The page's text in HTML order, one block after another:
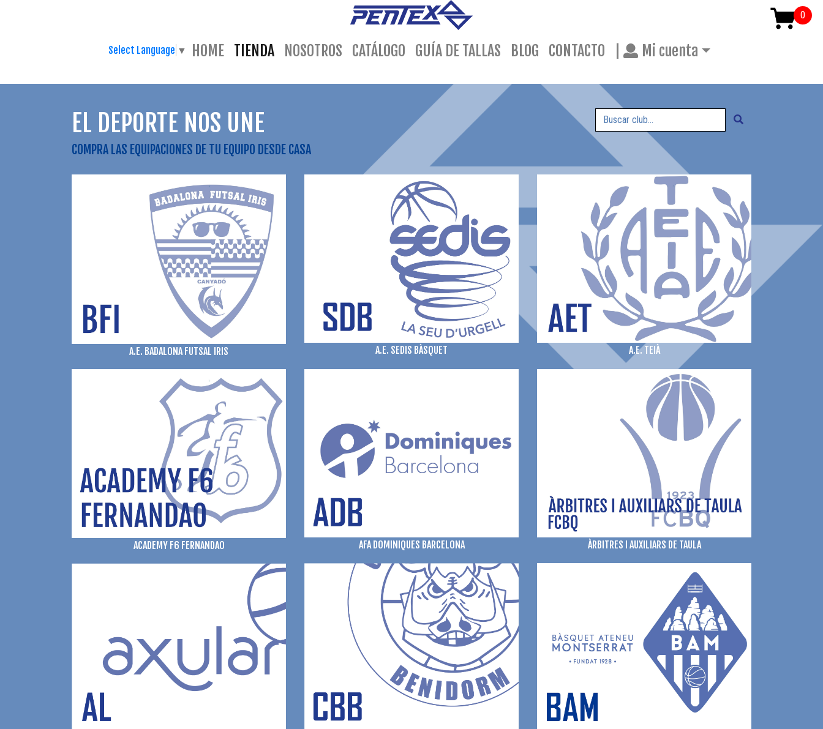
Select Language ▼ HOME TIENDA(current)
NOSOTROS CATÁLOGO GUÍA DE TALLAS BLOG CONTACTO Mi cuenta
EL DEPORTE NOS UNE
COMPRA LAS EQUIPACIONES DE TU EQUIPO DESDE CASA
A.E. BADALONA FUTSAL IRIS A.E. SEDIS BÀSQUET A.E. TEIÀ
ACADEMY F6 FERNANDAO AFA DOMINIQUES BARCELONA ÀRBITRES I AUXILIARS DE TAULA